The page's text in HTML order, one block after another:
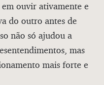
ouvir ativamente e
do outro antes de
não só ajudou a
mas
mais forte e